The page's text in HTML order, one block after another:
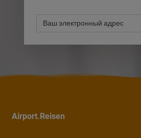
Airport.Reisen